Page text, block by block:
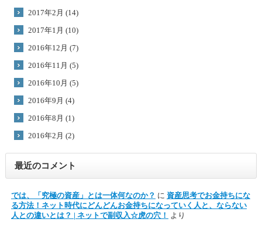
2017年2月 (14)
2017年1月 (10)
2016年12月 (7)
2016年11月 (5)
2016年10月 (5)
2016年9月 (4)
2016年8月 (1)
2016年2月 (2)
最近のコメント
では、「究極の資産」とは一体何なのか？ に 資産思考でお金持ちにな
る方法！ネット時代にどんどんお金持ちになっていく人と、ならない
人との違いとは？ | ネットで副収入☆虎の穴！
より